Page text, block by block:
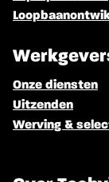
Onze diensten
Uitzenden
Werving &